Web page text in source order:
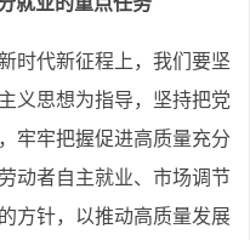
时代新征程上，我们要坚
义思想为指导，坚持把党
牢牢把握促进高质量充分
动者自主就业、市场调节
方针，以推动高质量发展